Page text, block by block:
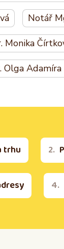
Notář
Monika
Olga Adamíra
trhu